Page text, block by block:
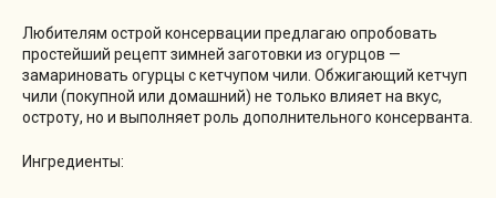
Любителям острой консервации предлагаю опробовать
простейший рецепт зимней заготовки из огурцов —
замариновать огурцы с кетчупом чили. Обжигающий кетчуп
чили (покупной или домашний) не только влияет на вкус,
остроту, но и выполняет роль дополнительного консерванта.
Ингредиенты: